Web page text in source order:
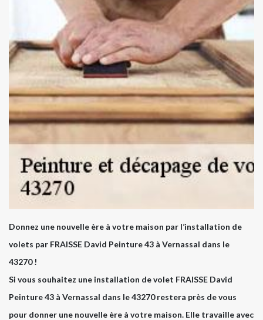
Donnez une nouvelle ère à votre maison par l’installation de
volets par FRAISSE David Peinture 43 à Vernassal dans le
43270 !
Si vous souhaitez une installation de volet FRAISSE David
Peinture 43 à Vernassal dans le 43270 restera près de vous
pour donner une nouvelle ère à votre maison. Elle travaille avec